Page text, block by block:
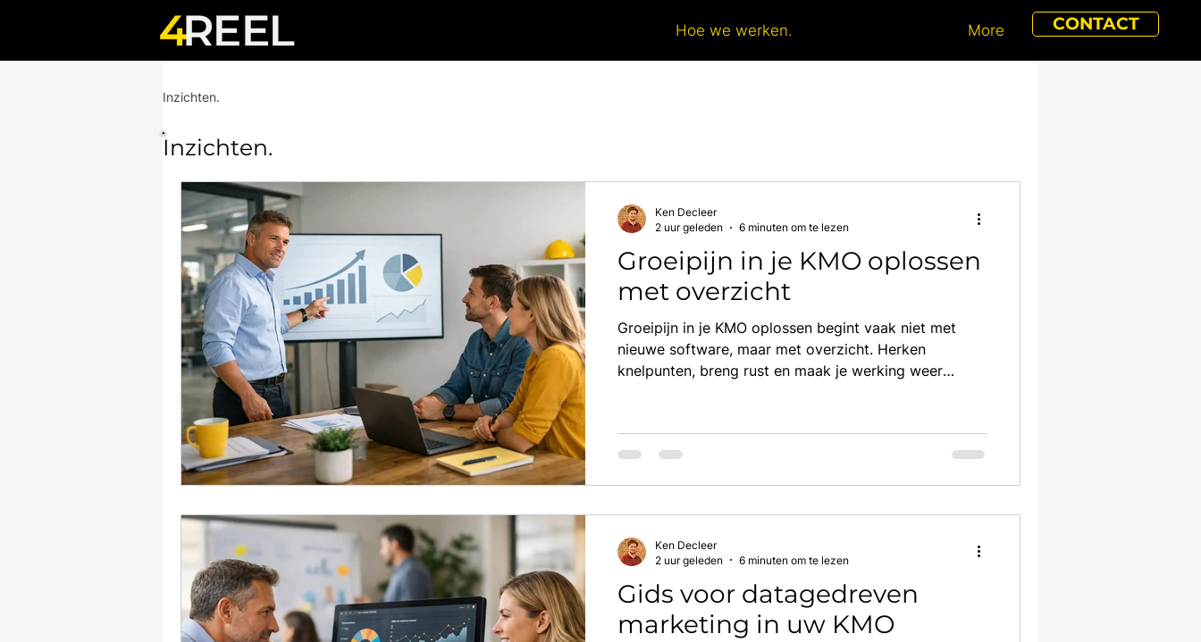
Hoe we werken. More CONTACT
Inzichten.
Inzichten.
Groeipijn in je KMO oplossen
met overzicht
Groeipijn in je KMO oplossen begint vaak niet met
nieuwe software, maar met overzicht. Herken
knelpunten, breng rust en maak je werking weer
Ken Decleer
2 uur geleden
6 minuten om te lezen
Gids voor datagedreven
marketing in uw KMO
Ken Decleer
2 uur geleden
6 minuten om te lezen